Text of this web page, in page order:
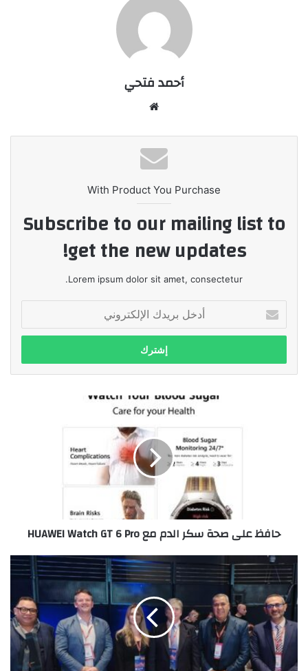
أحمد فتحي
With Product You Purchase
Subscribe to our mailing list to
get the new updates!
Lorem ipsum dolor sit amet, consectetur.
بريدك
الإلكتروني
حافظ على صحة سكر الدم مع HUAWEI Watch GT 6 Pro
امتلاك
تشارك
في
MIPIM
2026
لتعزيز
الاستثمار
العقاري